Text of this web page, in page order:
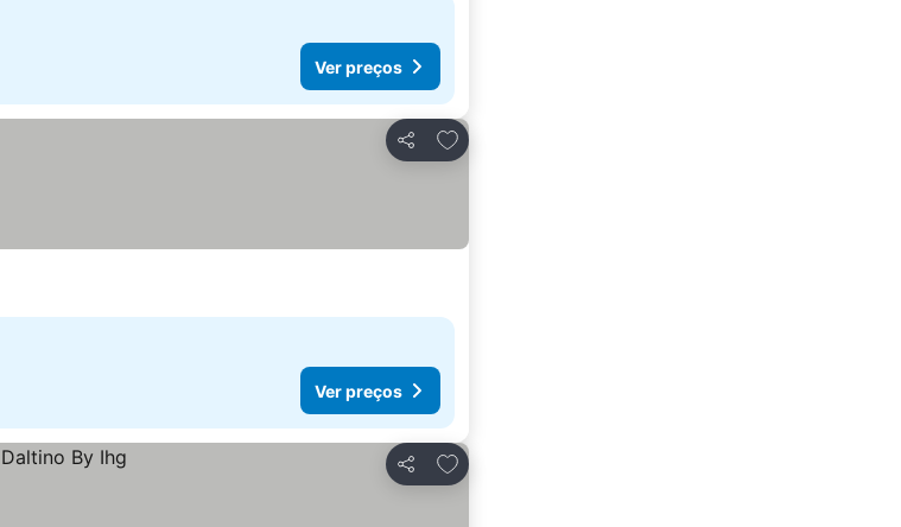
Ver preços
Partilhar
Adicionar aos favoritos
Ver preços
Partilhar
Adicionar aos favoritos